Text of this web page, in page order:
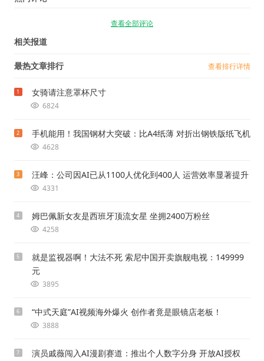
查看全部评论
相关报道
最热文章排行 查看排行详情
1 女骑请注意罩杯尺寸
6824
2 手机能用！我国钢材大突破：比A4纸薄 对折出钢铁版纸飞机
4628
3 汪峰：公司因AI已从1100人优化到400人 运营效率显著提升
4331
4 姆巴佩新女友是西班牙顶流女星 坐拥2400万粉丝
4258
5
就是监视器啊！大法不死 索尼中国开卖旗舰电视：149999
元
3895
6 “中式天庭”AI视频海外爆火 创作者竟是眼镜店老板！
3888
7 演员戚薇闯入AI漫剧赛道：推出个人数字分身 开放AI授权